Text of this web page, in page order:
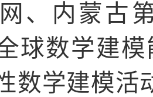
、内蒙古
球数学建
数学建模活